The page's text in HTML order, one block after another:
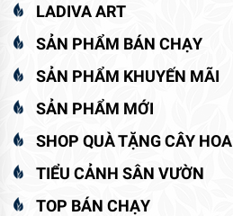
LADIVA ART
SẢN PHẨM BÁN CHẠY
SẢN PHẨM KHUYẾN MÃI
SẢN PHẨM MỚI
SHOP QUÀ TẶNG CÂY HOA
TIỂU CẢNH SÂN VƯỜN
TOP BÁN CHẠY